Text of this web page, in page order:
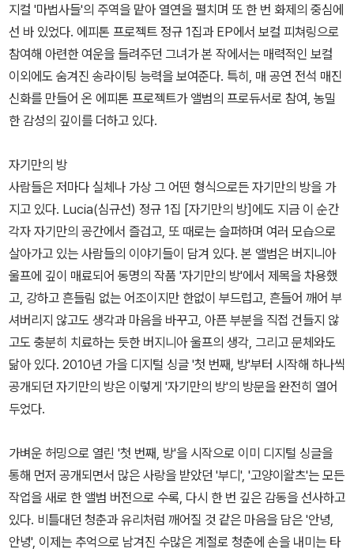
지컬 '마법사들'의 주역을 맡아 열연을 펼치며 또 한 번 화제의 중심에
선 바 있었다. 에피톤 프로젝트 정규 1집과 EP에서 보컬 피쳐링으로
참여해 아련한 여운을 들려주던 그녀가 본 작에서는 매력적인 보컬
이외에도 숨겨진 송라이팅 능력을 보여준다. 특히, 매 공연 전석 매진
신화를 만들어 온 에피톤 프로젝트가 앨범의 프로듀서로 참여, 농밀
한 감성의 깊이를 더하고 있다.
자기만의 방
사람들은 저마다 실체나 가상 그 어떤 형식으로든 자기만의 방을 가
지고 있다. Lucia(심규선) 정규 1집 [자기만의 방]에도 지금 이 순간
각자 자기만의 공간에서 즐겁고, 또 때로는 슬퍼하며 여러 모습으로
살아가고 있는 사람들의 이야기들이 담겨 있다. 본 앨범은 버지니아
울프에 깊이 매료되어 동명의 작품 '자기만의 방'에서 제목을 차용했
고, 강하고 흔들림 없는 어조이지만 한없이 부드럽고, 흔들어 깨어 부
셔버리지 않고도 생각과 마음을 바꾸고, 아픈 부분을 직접 건들지 않
고도 충분히 치료하는 듯한 버지니아 울프의 생각, 그리고 문체와도
닮아 있다. 2010년 가을 디지털 싱글 '첫 번째, 방'부터 시작해 하나씩
공개되던 자기만의 방은 이렇게 '자기만의 방'의 방문을 완전히 열어
두었다.
가벼운 허밍으로 열린 '첫 번째, 방'을 시작으로 이미 디지털 싱글을
통해 먼저 공개되면서 많은 사랑을 받았던 '부디', '고양이왈츠'는 모든
작업을 새로 한 앨범 버전으로 수록, 다시 한 번 깊은 감동을 선사하고
있다. 비틀대던 청춘과 유리처럼 깨어질 것 같은 마음을 담은 '안녕,
안녕', 이제는 추억으로 남겨진 수많은 계절로 청춘에 손을 내미는 타